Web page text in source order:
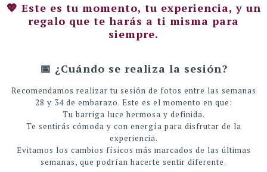
💖 Este es tu momento, tu experiencia, y un
regalo que te harás a ti misma para
siempre.
📅 ¿Cuándo se realiza la sesión?
Recomendamos realizar tu sesión de fotos entre las semanas
28 y 34 de embarazo. Este es el momento en que:
Tu barriga luce hermosa y definida.
Te sentirás cómoda y con energía para disfrutar de la
experiencia.
Evitamos los cambios físicos más marcados de las últimas
semanas, que podrían hacerte sentir diferente.